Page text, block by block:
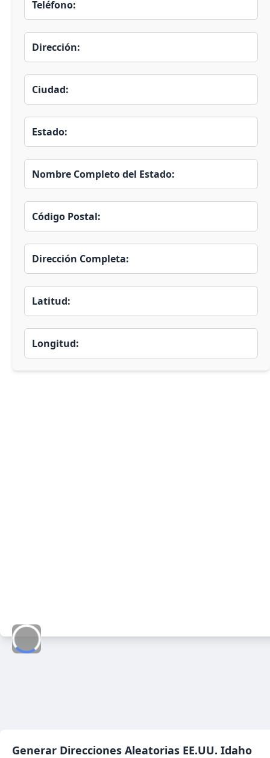
Teléfono:
Dirección:
Ciudad:
Estado:
Nombre Completo del Estado:
Código Postal:
Dirección Completa:
Latitud:
Longitud:
Generar Direcciones Aleatorias EE.UU. Idaho